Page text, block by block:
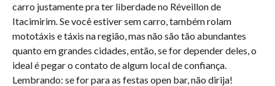
carro justamente pra ter liberdade no Réveillon de
Itacimirim. Se você estiver sem carro, também rolam
mototáxis e táxis na região, mas não são tão abundantes
quanto em grandes cidades, então, se for depender deles, o
ideal é pegar o contato de algum local de confiança.
Lembrando: se for para as festas open bar, não dirija!